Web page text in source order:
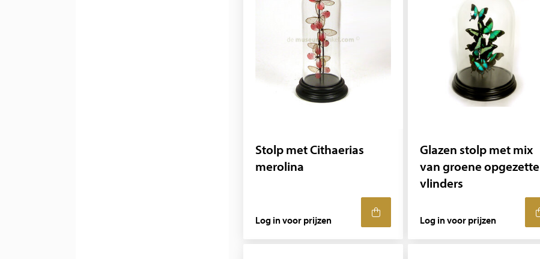
Stolp met Cithaerias
merolina
Log in voor prijzen
Glazen stolp met mix
van groene opgezette
vlinders
Log in voor prijzen